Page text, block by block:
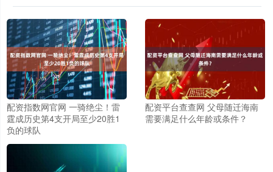
配资指数网官网 一骑绝尘！雷
霆成历史第4支开局至少20胜1
负的球队
配资平台查查网 父母随迁海南
需要满足什么年龄或条件？